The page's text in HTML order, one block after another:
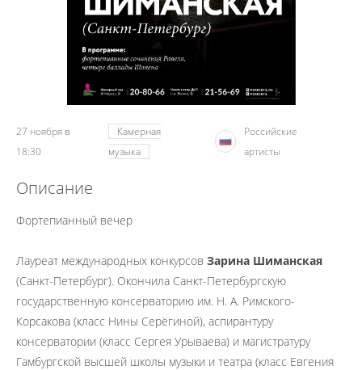
27 ноября в
18:30
Камерная
музыка
Российские
артисты
Описание
Фортепианный вечер
Лауреат международных конкурсов Зарина Шиманская
(Санкт-Петербург). Окончила Санкт-Петербургскую
государственную консерваторию им. Н. А. Римского-
Корсакова (класс Нины Серёгиной), аспирантуру
консерватории (класс Сергея Урываева) и магистратуру
Гамбургской высшей школы музыки и театра (класс Евгения